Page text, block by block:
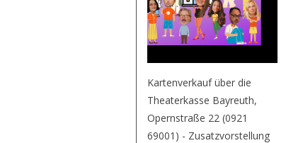
Kartenverkauf über die
Theaterkasse Bayreuth,
Opernstraße 22 (0921
69001) - Zusatzvorstellung